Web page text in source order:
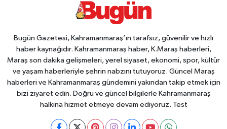
Bugün Gazetesi, Kahramanmaraş’ın tarafsız, güvenilir ve hızlı
haber kaynağıdır. Kahramanmaraş haber, K.Maraş haberleri,
Maraş son dakika gelişmeleri, yerel siyaset, ekonomi, spor, kültür
ve yaşam haberleriyle şehrin nabzını tutuyoruz. Güncel Maraş
haberleri ve Kahramanmaraş gündemini yakından takip etmek için
bizi ziyaret edin. Doğru ve güncel bilgilerle Kahramanmaraş
halkına hizmet etmeye devam ediyoruz. Test